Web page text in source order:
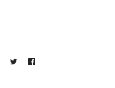
TWITTERFACEBOOK